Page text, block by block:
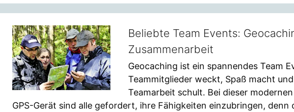
Beliebte Team Events:
Zusammenarbeit
Geocaching ist ein spannendes Team
Teammitglieder weckt, Spaß macht
Teamarbeit schult. Bei dieser
GPS-Gerät sind alle gefordert, ihre Fähigkeiten einzubringen, denn